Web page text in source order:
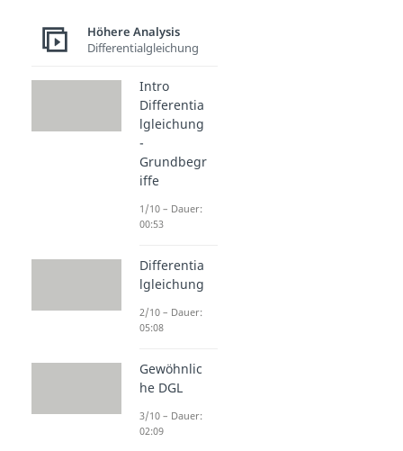
Höhere Analysis
Differentialgleichung
Intro
Differentia
lgleichung
-
Grundbegr
iffe
1/10 – Dauer:
00:53
Differentia
lgleichung
2/10 – Dauer:
05:08
Gewöhnlic
he DGL
3/10 – Dauer:
02:09